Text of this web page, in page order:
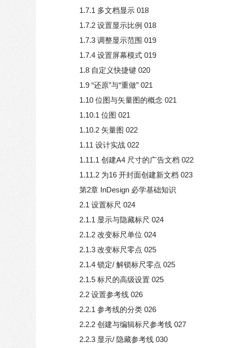
1.7.1 多文档显示 018
1.7.2 设置显示比例 018
1.7.3 调整显示范围 019
1.7.4 设置屏幕模式 019
1.8 自定义快捷键 020
1.9 “还原”与“重做” 021
1.10 位图与矢量图的概念 021
1.10.1 位图 021
1.10.2 矢量图 022
1.11 设计实战 022
1.11.1 创建A4 尺寸的广告文档 022
1.11.2 为16 开封面创建新文档 023
第2章 InDesign 必学基础知识
2.1 设置标尺 024
2.1.1 显示与隐藏标尺 024
2.1.2 改变标尺单位 024
2.1.3 改变标尺零点 025
2.1.4 锁定/ 解锁标尺零点 025
2.1.5 标尺的高级设置 025
2.2 设置参考线 026
2.2.1 参考线的分类 026
2.2.2 创建与编辑标尺参考线 027
2.2.3 显示/ 隐藏参考线 030